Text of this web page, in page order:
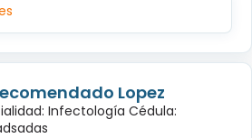
Lopez
Infectología Cédula: